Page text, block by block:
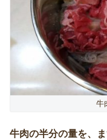
牛
牛肉の半分の量を、